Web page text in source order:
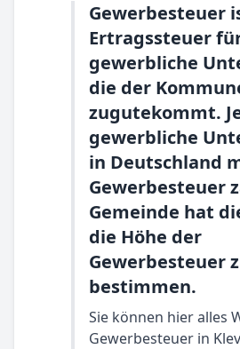
Gewerbesteuer
Ertragssteuer
gewerbliche
die der
zugutekommt.
gewerbliche
in Deutschland
Gewerbesteuer
Gemeinde hat
die Höhe der
Gewerbesteuer
bestimmen.
Sie können hier alles
Gewerbesteuer in